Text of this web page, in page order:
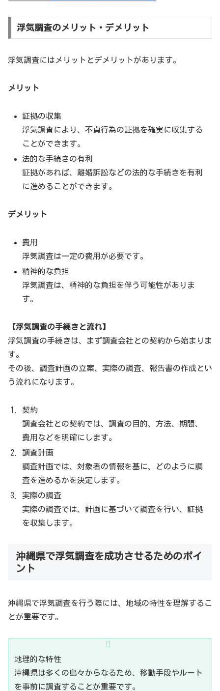
浮気調査のメリット・デメリット
浮気調査にはメリットとデメリットがあります。
メリット
証拠の収集
浮気調査により、不貞行為の証拠を確実に収集する
ことができます。
法的な手続きの有利
証拠があれば、離婚訴訟などの法的な手続きを有利
に進めることができます。
デメリット
費用
浮気調査は一定の費用が必要です。
精神的な負担
浮気調査は、精神的な負担を伴う可能性がありま
す。
【浮気調査の手続きと流れ】
浮気調査の手続きは、まず調査会社との契約から始まりま
す。
その後、調査計画の立案、実際の調査、報告書の作成とい
う流れになります。
契約
調査会社との契約では、調査の目的、方法、期間、
費用などを明確にします。
調査計画
調査計画では、対象者の情報を基に、どのように調
査を進めるかを決定します。
実際の調査
実際の調査では、計画に基づいて調査を行い、証拠
を収集します。
沖縄県で浮気調査を成功させるためのポイ
ント
沖縄県で浮気調査を行う際には、地域の特性を理解するこ
とが重要です。
地理的な特性
沖縄県は多くの島々からなるため、移動手段やルート
を事前に調査することが重要です。